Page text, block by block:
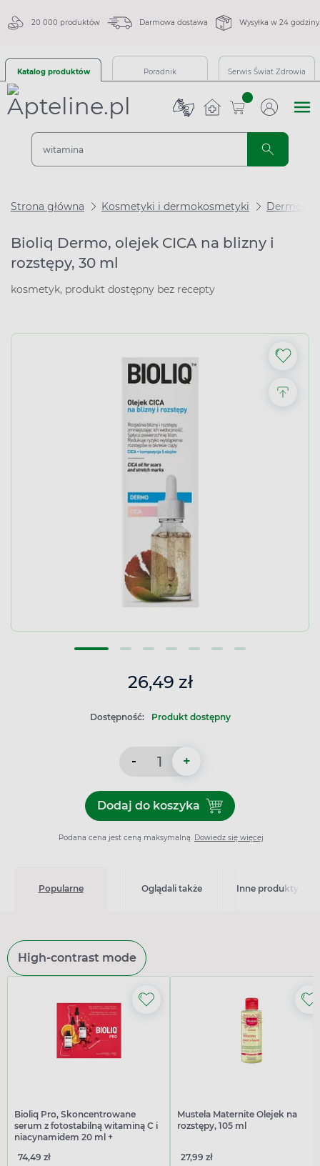
20 000 produktów Darmowa dostawa Wysyłka w 24 godziny
Katalog produktów Poradnik Serwis Świat Zdrowia
sztuk
Strona główna Kosmetyki i dermokosmetyki
Bioliq Dermo, olejek CICA na blizny i
rozstępy, 30 ml
kosmetyk, produkt dostępny bez recepty
26,49 zł
Dostępność: Produkt dostępny
- +
Dodaj do koszykaDodaj do koszyka Bioliq
Podana cena jest ceną maksymalną. Dowiedz się więcej
Popularne Oglądali także Inne produkty z
High-contrast mode
Bioliq Pro, Skoncentrowane
serum z fotostabilną witaminą C i
niacynamidem 20 ml +
20 ml
74,49 zł
Mustela Maternite Olejek na
rozstępy, 105 ml
27,99 zł